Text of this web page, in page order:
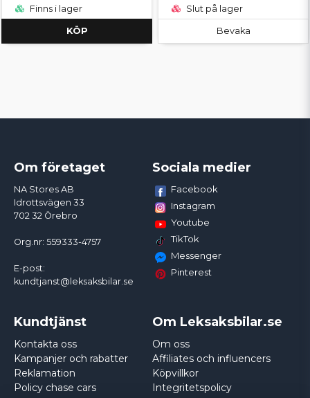
Finns i lager
KÖP
Slut på lager
Bevaka
Om företaget
NA Stores AB
Idrottsvägen 33
702 32 Örebro
Org.nr: 559333-4757
E-post:
kundtjanst@leksaksbilar.se
Sociala medier
Facebook
Instagram
Youtube
TikTok
Messenger
Pinterest
Kundtjänst
Kontakta oss
Kampanjer och rabatter
Reklamation
Policy chase cars
Om Leksaksbilar.se
Om oss
Affiliates och influencers
Köpvillkor
Integritetspolicy